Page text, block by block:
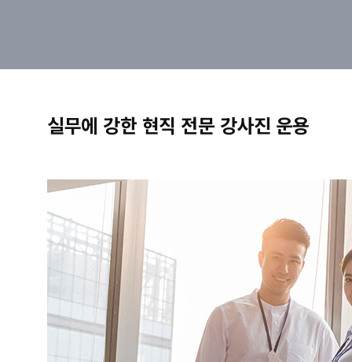
실무에 강한 현직 전문 강사진 운용